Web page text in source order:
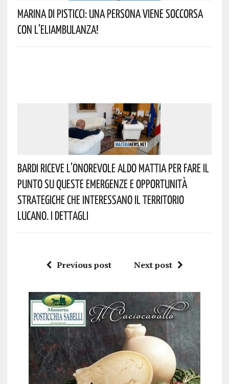
Marina Di Pisticci: Una Persona Viene Soccorsa
Con L’eliambulanza!
Bardi Riceve L’onorevole Aldo Mattia Per Fare Il
Punto Su Queste Emergenze E Opportunità
Strategiche Che Interessano Il Territorio
Lucano. I Dettagli
Previous post Next post